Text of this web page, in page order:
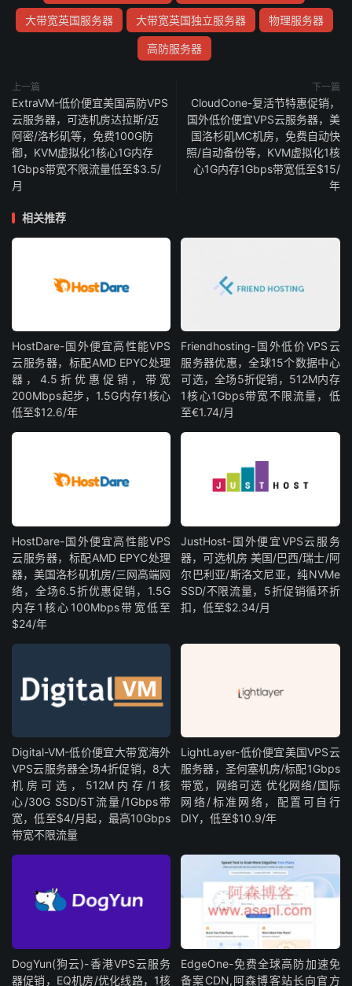
大带宽英国服务器 大带宽英国独立服务器 物理服务器
高防服务器
上一篇
ExtraVM-低价便宜美国高防VPS
云服务器，可选机房达拉斯/迈
阿密/洛杉矶等，免费100G防
御，KVM虚拟化1核心1G内存
1Gbps带宽不限流量低至$3.5/
月
下一篇
CloudCone-复活节特惠促销，
国外低价便宜VPS云服务器，美
国洛杉矶MC机房，免费自动快
照/自动备份等，KVM虚拟化1核
心1G内存1Gbps带宽低至$15/
年
相关推荐
HostDare-国外便宜高性能VPS
云服务器，标配AMD EPYC处理
器，4.5折优惠促销，带宽
200Mbps起步，1.5G内存1核心
低至$12.6/年
Friendhosting-国外低价VPS云
服务器优惠，全球15个数据中心
可选，全场5折促销，512M内存
1核心1Gbps带宽不限流量，低
至€1.74/月
HostDare-国外便宜高性能VPS
云服务器，标配AMD EPYC处理
器，美国洛杉矶机房/三网高端网
络，全场6.5折优惠促销，1.5G
内存1核心100Mbps带宽低至
$24/年
JustHost-国外便宜VPS云服务
器，可选机房 美国/巴西/瑞士/阿
尔巴利亚/斯洛文尼亚，纯NVMe
SSD/不限流量，5折促销循环折
扣，低至$2.34/月
Digital-VM-低价便宜大带宽海外
VPS云服务器全场4折促销，8大
机房可选，512M内存/1核
心/30G SSD/5T流量/1Gbps带
宽，低至$4/月起，最高10Gbps
带宽不限流量
LightLayer-低价便宜美国VPS云
服务器，圣何塞机房/标配1Gbps
带宽，网络可选 优化网络/国际
网络/标准网络，配置可自行
DIY，低至$10.9/年
DogYun(狗云)-香港VPS云服务
器促销，EQ机房/优化线路，1核
EdgeOne-免费全球高防加速免
备案CDN,阿森博客站长向官方